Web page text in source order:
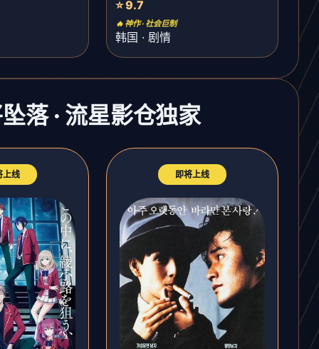
⭐ 9.7
🔥 神作 · 社会巨制
韩国 · 剧情
落 · 流星影仓独家
上线 即将上线